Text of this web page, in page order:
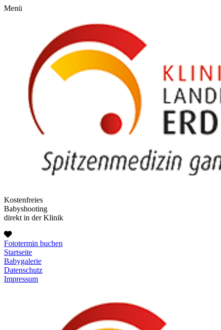
Menü
Kostenfreies
Babyshooting
direkt in der Klinik
Fototermin buchen
Startseite
Babygalerie
Datenschutz
Impressum